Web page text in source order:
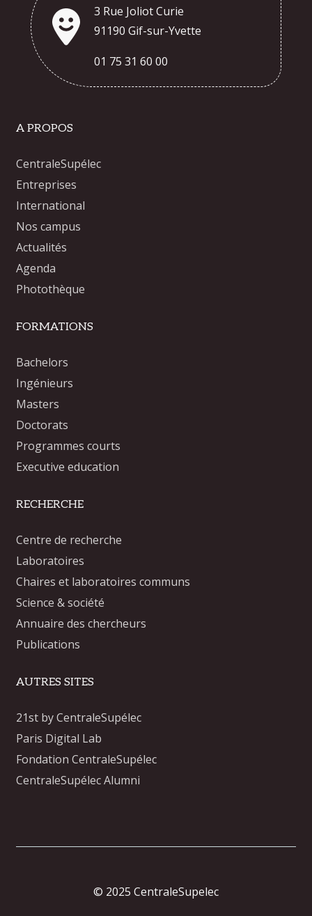
3 Rue Joliot Curie
91190 Gif-sur-Yvette
01 75 31 60 00
A PROPOS
CentraleSupélec
Entreprises
International
Nos campus
Actualités
Agenda
Photothèque
FORMATIONS
Bachelors
Ingénieurs
Masters
Doctorats
Programmes courts
Executive education
RECHERCHE
Centre de recherche
Laboratoires
Chaires et laboratoires communs
Science & société
Annuaire des chercheurs
Publications
AUTRES SITES
21st by CentraleSupélec
Paris Digital Lab
Fondation CentraleSupélec
CentraleSupélec Alumni
© 2025 CentraleSupelec